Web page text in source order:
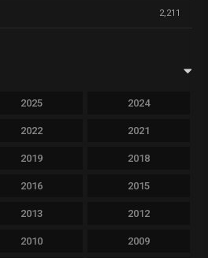
2,211
2025 2024
2022 2021
2019 2018
2016 2015
2013 2012
2010 2009